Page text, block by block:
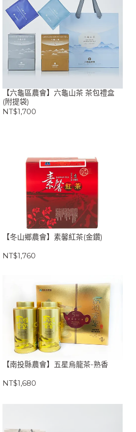
【六龜區農會】六龜山茶 茶包禮盒
(附提袋)
NT$1,700
【冬山鄉農會】素馨紅茶(金鑽)
NT$1,760
【南投縣農會】五星烏龍茶-熟香
NT$1,680